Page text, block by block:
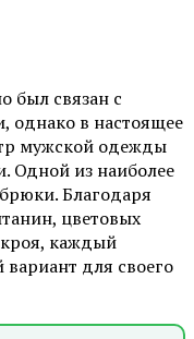
был связан с
однако в настоящее
мужской одежды
Одной из наиболее
Благодаря
цветовых
каждый
для своего